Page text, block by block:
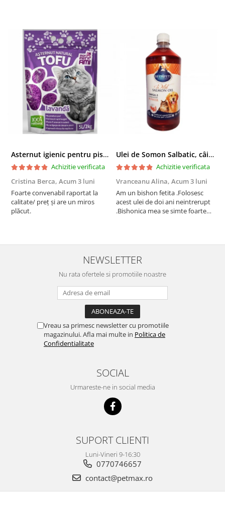
Asternut igienic pentru pisici Tofu Lavanda, Mon Petit 5 l
Achizitie verificata
Cristina Berca, Acum 3 luni
Foarte convenabil raportat la
calitate/ preț și are un miros
plăcut.
Ulei de Somon Salbatic, câini și pisici, piele si blană, BEST4PETS, 1l
Achizitie verificata
Vranceanu Alina, Acum 3 luni
Am un bishon fetita .Folosesc
acest ulei de doi ani neintrerupt
.Bishonica mea se simte foarte
recomand cu mult drag !
NEWSLETTER
Nu rata ofertele si promotiile noastre
Vreau sa primesc newsletter cu promotiile
magazinului. Afla mai multe in Politica de
Confidentialitate
SOCIAL
Urmareste-ne in social media
SUPORT CLIENTI
Luni-Vineri 9-16:30
0770746657
contact@petmax.ro